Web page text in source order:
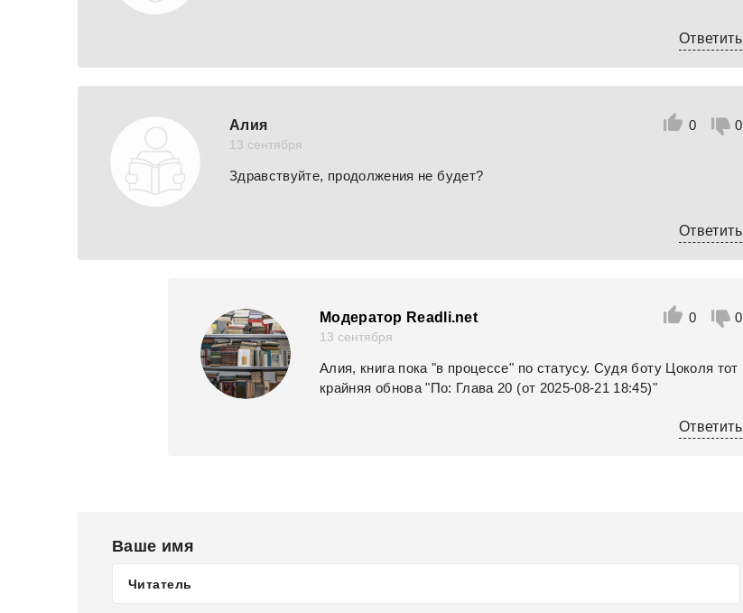
Ответить
Алия
13 сентября
0 0
Здравствуйте, продолжения не будет?
Ответить
Модератор Readli.net
13 сентября
0 0
Алия, книга пока "в процессе" по статусу. Судя боту Цоколя тот
крайняя обнова "По: Глава 20 (от 2025-08-21 18:45)"
Ответить
Ваше имя